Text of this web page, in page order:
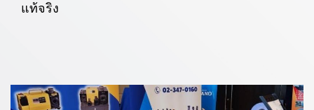
แท้จริง